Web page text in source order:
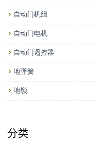
自动门机组
自动门电机
自动门遥控器
地弹簧
地锁
分类